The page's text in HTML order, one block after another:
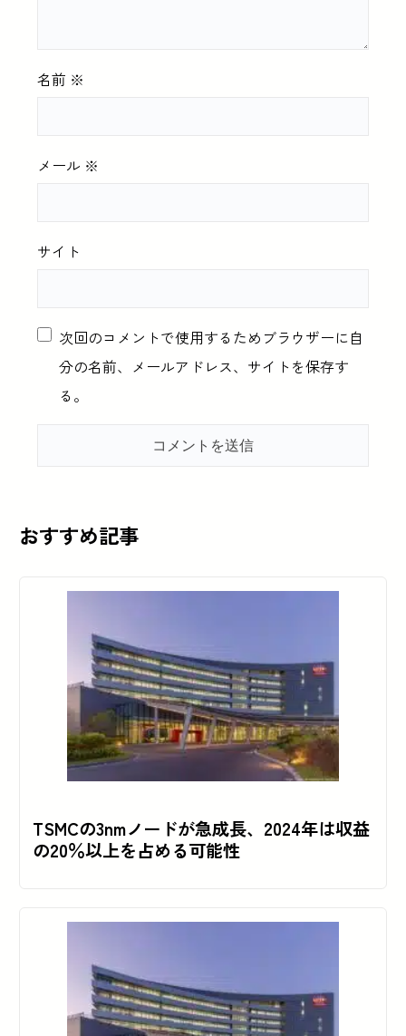
名前 ※
メール ※
サイト
次回のコメントで使用するためブラウザーに自
分の名前、メールアドレス、サイトを保存す
る。
おすすめ記事
TSMCの3nmノードが急成長、2024年は収益
の20％以上を占める可能性